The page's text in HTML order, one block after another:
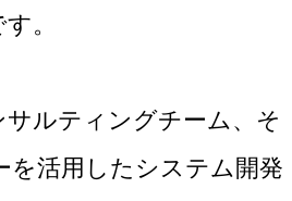
。
ルティングチーム、そ
を活用したシステム開発